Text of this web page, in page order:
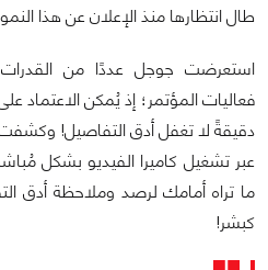
طال انتظارها منذ الإعلان عن هذا
استعرضت جوجل عددًا من القدرات
فعاليات المؤتمر؛ إذ يُمكن الاعتماد
دقيقةً لا تغفل أدق التفاصيل!
عبر تشغيل كاميرا الفيديو بشكل
ما تراه أمامك لرصد وملاحظة أدق
كبشر!